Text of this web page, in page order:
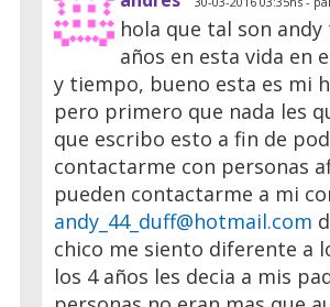
hola que tal son andy
años en esta vida en
y tiempo, bueno esta es mi
pero primero que nada les
que escribo esto a fin de
contactarme con personas
pueden contactarme a mi
andy_44_duff@hotmail.com
chico me siento diferente a
los 4 años les decia a mis